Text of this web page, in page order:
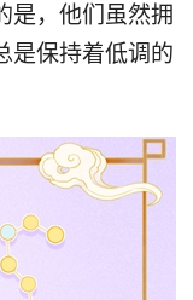
是，他们虽然拥
是保持着低调的